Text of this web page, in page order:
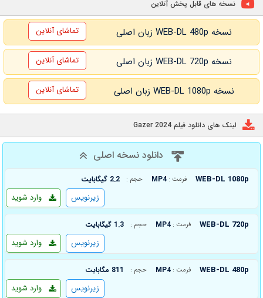
نسخه های قابل پخش آنلاین
نسخه WEB-DL 480p زبان اصلی تماشای آنلاین
نسخه WEB-DL 720p زبان اصلی تماشای آنلاین
نسخه WEB-DL 1080p زبان اصلی تماشای آنلاین
لینک های دانلود فیلم Gazer 2024
دانلود نسخه اصلی
WEB-DL 1080p فرمت : MP4 حجم : 2.2 گیگابایت
وارد شوید زیرنویس
WEB-DL 720p فرمت : MP4 حجم : 1.3 گیگابایت
وارد شوید زیرنویس
WEB-DL 480p فرمت : MP4 حجم : 811 مگابایت
وارد شوید زیرنویس